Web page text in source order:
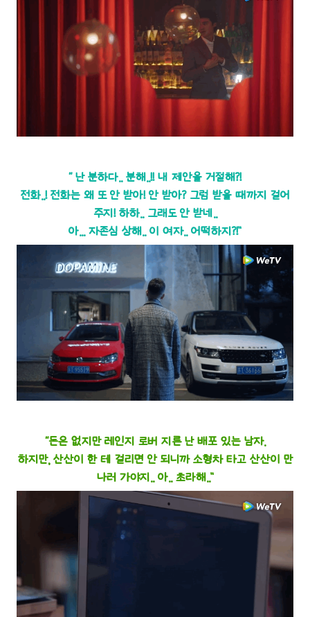
“ 난 분하다.. 분해..!! 내 제안을 거절해?!
전화..! 전화는 왜 또 안 받아! 안 받아? 그럼 받을 때까지 걸어
주지! 하하.. 그래도 안 받네..
아... 자존심 상해.. 이 여자.. 어떡하지?!”
“돈은 없지만 레인지 로버 지른 난 배포 있는 남자.
하지만, 산산이 한 테 걸리면 안 되니까 소형차 타고 산산이 만
나러 가야지.. 아.. 초라해..”